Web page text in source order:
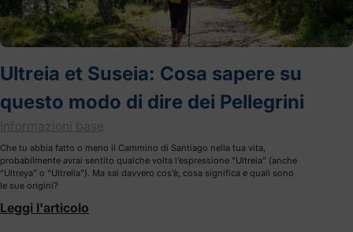
Ultreia et Suseia: Cosa sapere su
questo modo di dire dei Pellegrini
Informazioni base
Che tu abbia fatto o meno il Cammino di Santiago nella tua vita,
probabilmente avrai sentito qualche volta l’espressione “Ultreia” (anche
“Ultreya” o “Ultrella”). Ma sai davvero cos’è, cosa significa e quali sono
le sue origini?
Leggi l'articolo